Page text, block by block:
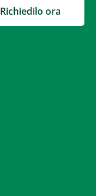
Richiedilo ora